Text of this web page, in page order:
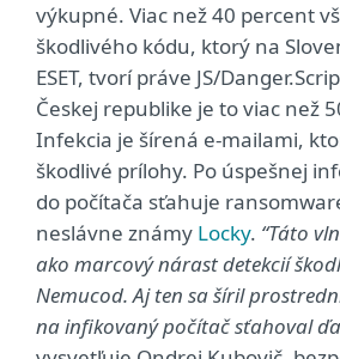
výkupné. Viac než 40 percent
škodlivého kódu, ktorý na
ESET, tvorí práve JS/
Českej republike je to viac než
Infekcia je šírená e-mailami,
škodlivé prílohy. Po úspešnej
do počítača sťahuje
neslávne známy Locky. “Táto
ako marcový nárast detekcií
Nemucod. Aj ten sa šíril
na infikovaný počítač sťahoval